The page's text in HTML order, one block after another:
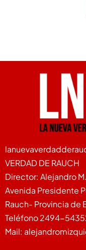
VERDAD DE RAUCH
Director: Alejandro
Avenida Presidente
Rauch- Provincia de
Teléfono 2494-
Mail: